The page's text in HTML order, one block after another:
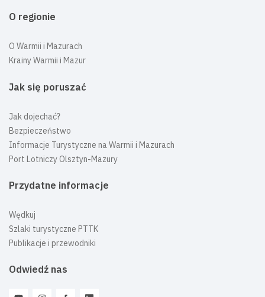
O regionie
O Warmii i Mazurach
Krainy Warmii i Mazur
Jak się poruszać
Jak dojechać?
Bezpieczeństwo
Informacje Turystyczne na Warmii i Mazurach
Port Lotniczy Olsztyn-Mazury
Przydatne informacje
Wędkuj
Szlaki turystyczne PTTK
Publikacje i przewodniki
Odwiedź nas